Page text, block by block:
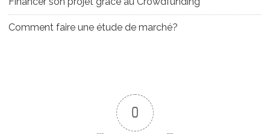
Comment faire une étude de marché?
0